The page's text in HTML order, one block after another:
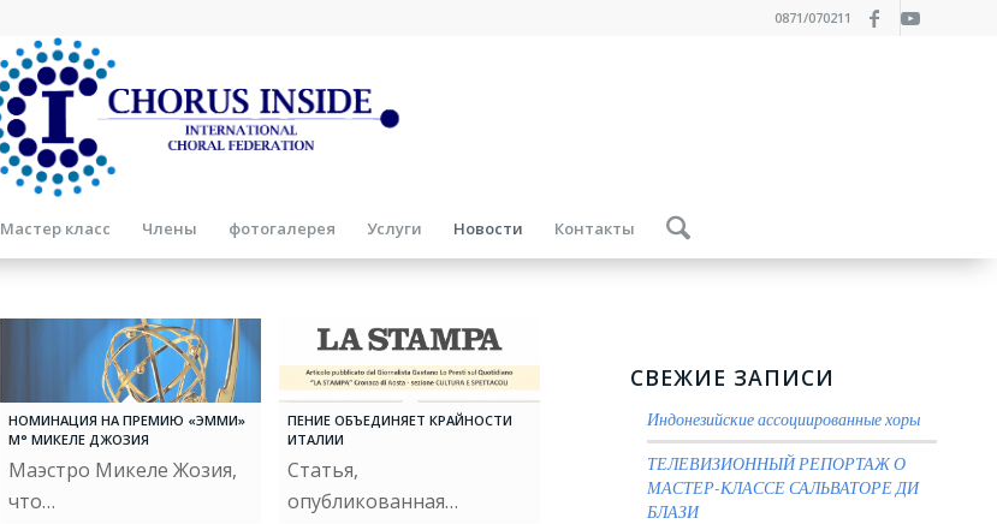
0871/070211
Мастер класс Члены фотогалерея Услуги Новости Контакты
НОМИНАЦИЯ НА ПРЕМИЮ «ЭММИ»
М° МИКЕЛЕ ДЖОЗИЯ
Маэстро Микеле Жозия,
что…
ПЕНИЕ ОБЪЕДИНЯЕТ КРАЙНОСТИ
ИТАЛИИ
Статья,
опубликованная…
СВЕЖИЕ ЗАПИСИ
Индонезийские ассоциированные хоры
ТЕЛЕВИЗИОННЫЙ РЕПОРТАЖ О
МАСТЕР-КЛАССЕ САЛЬВАТОРЕ ДИ
БЛАЗИ